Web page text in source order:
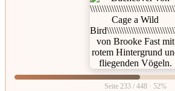
Seite 233 / 448 · 52%